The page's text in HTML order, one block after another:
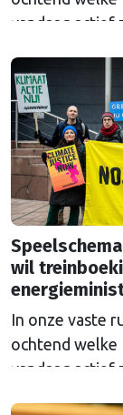
vandaag actief
agenda?
wil
In onze vaste
ochtend
vandaag actief